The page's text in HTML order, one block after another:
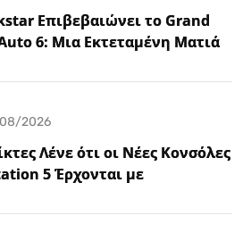
Επιβεβαιώνει το Grand
6: Μια Εκτεταμένη Ματιά
2026
Λένε ότι οι Νέες Κονσόλες
5 Έρχονται με